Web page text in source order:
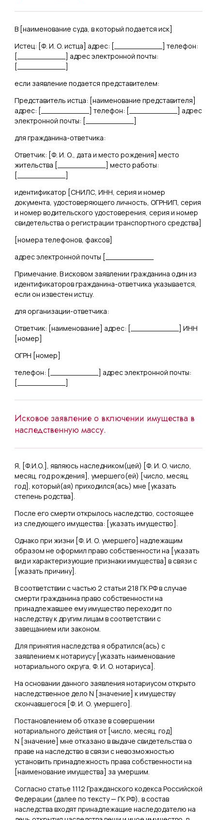
В [наименование суда, в который подается иск]
Истец: [Ф. И. О. истца] адрес: [
] телефон:
[
] адрес электронной почты:
[
]
если заявление подается представителем:
Представитель истца: [наименование представителя]
адрес: [
] телефон: [
] адрес
электронной почты: [
]
для гражданина-ответчика:
Ответчик: [Ф. И. О., дата и место рождения] место
жительства [
] место работы:
[
]
идентификатор [СНИЛС, ИНН, серия и номер
документа, удостоверяющего личность, ОГРНИП, серия
и номер водительского удостоверения, серия и номер
свидетельства о регистрации транспортного средства]
[номера телефонов, факсов]
адрес электронной почты [
Примечание. В исковом заявлении гражданина один из
идентификаторов гражданина-ответчика указывается,
если он известен истцу.
для организации-ответчика:
Ответчик: [наименование] адрес: [
] ИНН
[номер]
ОГРН [номер]
телефон: [
] адрес электронной почты:
[
]
Исковое заявление о включении имущества в
наследственную массу.
Я, [Ф.И.О.], являюсь наследником(цей) [Ф. И. О. число,
месяц, год рождения], умершего(ей) [число, месяц,
год], который(ая) приходился(ась) мне [указать
степень родства].
После его смерти открылось наследство, состоящее
из следующего имущества: [указать имущество].
Однако при жизни [Ф. И. О. умершего] надлежащим
образом не оформил право собственности на [указать
вид и характеризующие признаки имущества] в связи с
[указать причину].
В соответствии с частью 2 статьи 218 ГК РФ в случае
смерти гражданина право собственности на
принадлежавшее ему имущество переходит по
наследству к другим лицам в соответствии с
завещанием или законом.
Для принятия наследства я обратился(ась) с
заявлением к нотариусу [указать наименование
нотариального округа, Ф. И. О. нотариуса].
На основании данного заявления нотариусом открыто
наследственное дело N [значение] к имуществу
скончавшегося [Ф. И. О. умершего].
Постановлением об отказе в совершении
нотариального действия от [число, месяц, год]
N [значение] мне отказано в выдаче свидетельства о
праве на наследство в связи с невозможностью
установить принадлежность права собственности на
[наименование имущества] за умершим.
Согласно статье 1112 Гражданского кодекса Российской
Федерации (далее по тексту — ГК РФ), в состав
наследства входят принадлежащие наследодателю на